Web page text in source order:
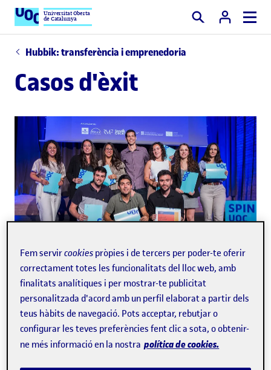
Universitat Oberta
de Catalunya Cercar
Hubbik: transferència i emprenedoria
Casos d'èxit
«Estem orgullosíssimes, ha estat una
experiència inoblidable»
Fem servircookies pròpies i de tercers per poder-te oferir
correctament totes les funcionalitats del lloc web, amb
finalitats analítiques i per mostrar-te publicitat
personalitzada d'acord amb un perfil elaborat a partir dels
teus hàbits de navegació. Pots acceptar, rebutjar o
configurar les teves preferències fent clic a sota, o obtenir-
ne més informació en la nostra política de cookies.